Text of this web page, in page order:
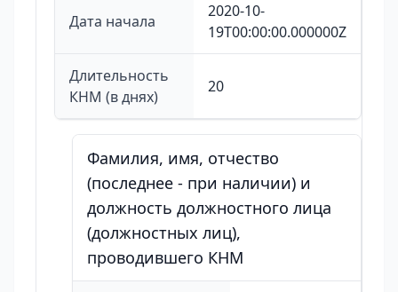
Дата начала
2020-10-
19T00:00:00.000000Z
Длительность
КНМ (в днях)
20
Фамилия, имя, отчество
(последнее - при наличии) и
должность должностного лица
(должностных лиц),
проводившего КНМ